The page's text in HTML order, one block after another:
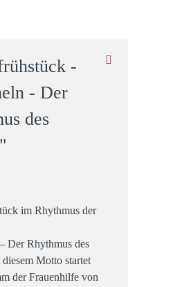
-
- Der
des
im Rhythmus der
Der Rhythmus des
Motto startet
der Frauenhilfe von